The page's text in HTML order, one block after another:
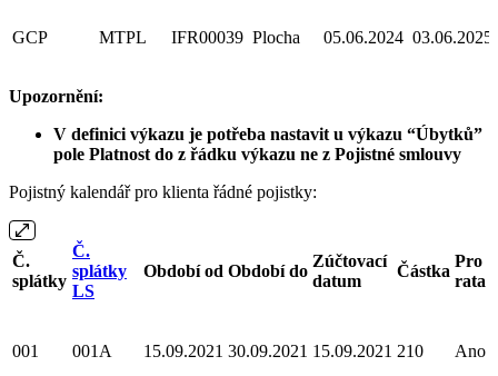
GCP MTPL IFR00039 Plocha 05.06.2024 03.06.2025
Upozornění:
V definici výkazu je potřeba nastavit u výkazu “Úbytků”
pole Platnost do z řádku výkazu ne z Pojistné smlouvy
Pojistný kalendář pro klienta řádné pojistky:
Č.
splátky
Č.
splátky
LS
Období od Období do
Zúčtovací
datum
Částka
Pro
rata
001 001A 15.09.2021 30.09.2021 15.09.2021 210 Ano